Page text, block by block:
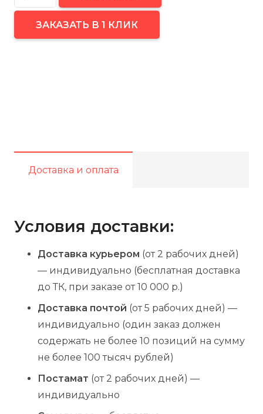
FUBAG
Ролик
проволоки
диаметром
мм_2
шт.
ЗАКАЗАТЬ В 1 КЛИК
Доставка и оплата
Условия доставки:
Доставка курьером (от 2 рабочих дней)
— индивидуально (бесплатная доставка
до ТК, при заказе от 10 000 р.)
Доставка почтой (от 5 рабочих дней) —
индивидуально (один заказ должен
содержать не более 10 позиций на сумму
не более 100 тысяч рублей)
Постамат (от 2 рабочих дней) —
индивидуально